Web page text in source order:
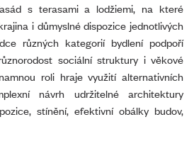
s terasami a lodžiemi, na které
i důmyslné dispozice jednotlivých
různých kategorií bydlení podpoří
sociální struktury i věkové
roli hraje využití alternativních
návrh udržitelné architektury
stínění, efektivní obálky budov,